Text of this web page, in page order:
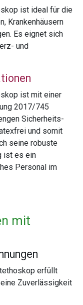
ist ideal für die
Krankenhäusern
Es eignet sich
und
ist mit einer
2017/745
Sicherheits-
und somit
seine robuste
ist es ein
Personal im
mit
erfüllt
Zuverlässigkeit